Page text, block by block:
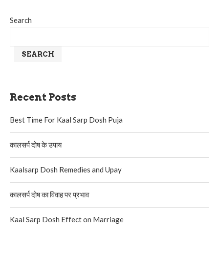
Search
SEARCH
Recent Posts
Best Time For Kaal Sarp Dosh Puja
कालसर्प दोष के उपाय
Kaalsarp Dosh Remedies and Upay
कालसर्प दोष का विवाह पर प्रभाव
Kaal Sarp Dosh Effect on Marriage